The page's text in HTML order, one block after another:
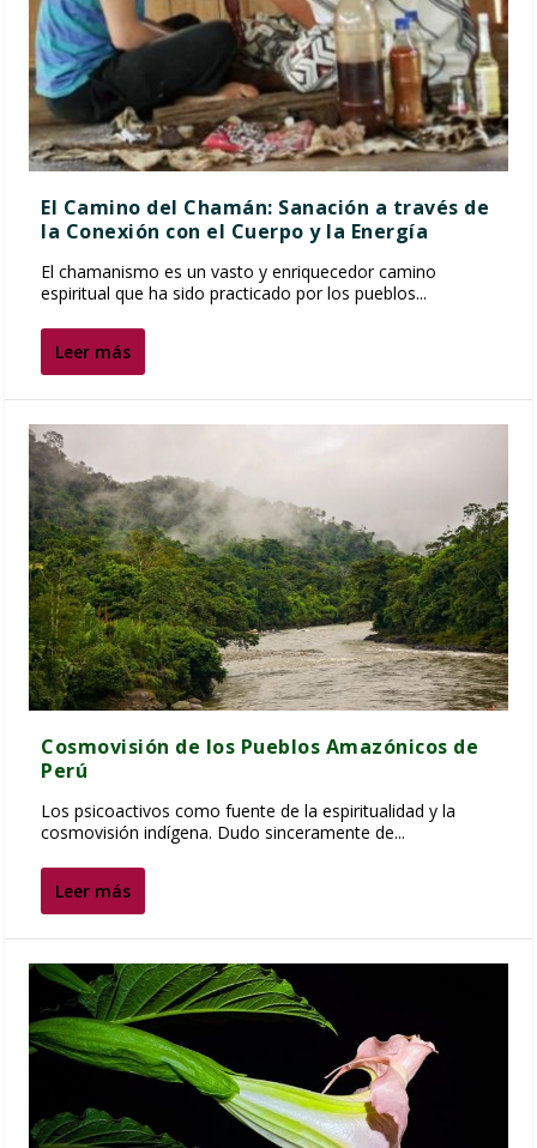
El Camino del Chamán: Sanación a través de
la Conexión con el Cuerpo y la Energía
El chamanismo es un vasto y enriquecedor camino
espiritual que ha sido practicado por los pueblos...
Leer más
Cosmovisión de los Pueblos Amazónicos de
Perú
Los psicoactivos como fuente de la espiritualidad y la
cosmovisión indígena. Dudo sinceramente de...
Leer más